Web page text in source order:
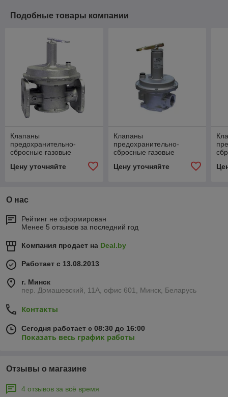
Подобные товары компании
Клапаны
предохранительно-
сбросные газовые
MVSP/1 (Ду 40)
Цену уточняйте
Клапаны
предохранительно-
сбросные газовые
MVSP/1 (Ду 32)
Цену уточняйте
О нас
Рейтинг не сформирован
Менее 5 отзывов за последний год
Компания продает на Deal.by
Работает с 13.08.2013
г. Минск
пер. Домашевский, 11А, офис 601, Минск, Беларусь
Контакты
Сегодня работает с 08:30 до 16:00
Показать весь график работы
Отзывы о магазине
4 отзывов за всё время